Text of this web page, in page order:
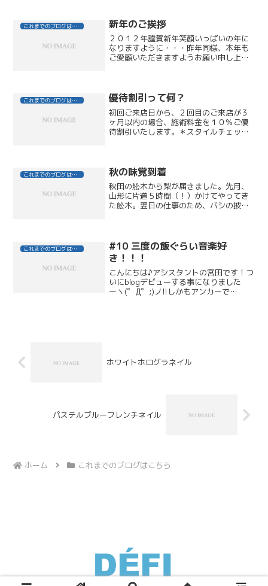
これまでのブログはこちら 新年のご挨拶
２０１２年謹賀新年笑顔いっぱいの年に
なりますように・・・昨年同様、本年も
ご愛顧いただきますようお願い申し上げ
来店のお客さまへご来店１...
これまでのブログはこちら 優待割引って何？
初回ご来店日から、２回目のご来店が３
ヶ月以内の場合、施術料金を１０％ご優
待割引いたします。＊スタイルチェック
これまでのブログはこちら 秋の味覚到着
秋田の舩木から梨が届きました。先月、
山形に片道５時間（！）かけてやってき
た舩木。翌日の仕事のため、バシの披露
にみんなでいただきます！...
これまでのブログはこちら
#10 三度の飯ぐらい音楽好
き！！！
こんにちは♪アシスタントの宮田です！つ
いにblogデビューする事になりました
ーヽ(゜Д゜;)ノ!!しかもアンカーで
ホワイトホログラネイル
パステルブルーフレンチネイル
ホーム これまでのブログはこちら